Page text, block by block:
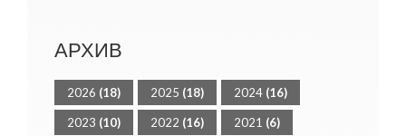
АРХИВ
2026 (18) 2025 (18) 2024 (16)
2023 (10) 2022 (16) 2021 (6)